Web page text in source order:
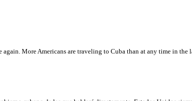
More Americans are traveling to Cuba than at any time in the